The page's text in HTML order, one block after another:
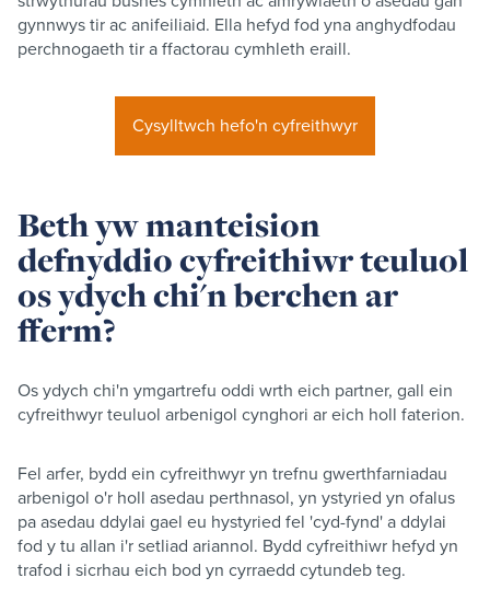
gynnwys tir ac anifeiliaid. Ella hefyd fod yna anghydfodau
perchnogaeth tir a ffactorau cymhleth eraill.
Cysylltwch hefo'n cyfreithwyr
Beth yw manteision
defnyddio cyfreithiwr teuluol
os ydych chi'n berchen ar
fferm?
Os ydych chi'n ymgartrefu oddi wrth eich partner, gall ein
cyfreithwyr teuluol arbenigol cynghori ar eich holl faterion.
Fel arfer, bydd ein cyfreithwyr yn trefnu gwerthfarniadau
arbenigol o'r holl asedau perthnasol, yn ystyried yn ofalus
pa asedau ddylai gael eu hystyried fel 'cyd-fynd' a ddylai
fod y tu allan i'r setliad ariannol. Bydd cyfreithiwr hefyd yn
trafod i sicrhau eich bod yn cyrraedd cytundeb teg.